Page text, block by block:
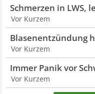
Schmerzen in LWS,
Vor Kurzem
Blasenentzündung
Vor Kurzem
Immer Panik vor
Vor Kurzem